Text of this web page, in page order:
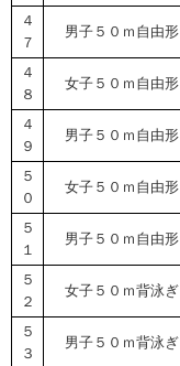
４
７
男子５０ｍ自由形
４
８
女子５０ｍ自由形
４
９
男子５０ｍ自由形
５
０
女子５０ｍ自由形
５
１
男子５０ｍ自由形
５
２
女子５０ｍ背泳ぎ
５
３
男子５０ｍ背泳ぎ